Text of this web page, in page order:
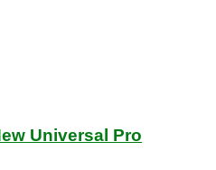
Universal Pro